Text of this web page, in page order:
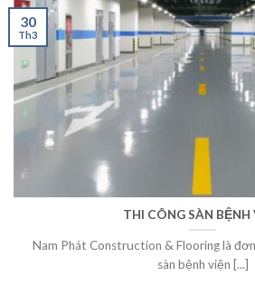
THI CÔNG SÀN BỆNH
Nam Phát Construction & Flooring là
sàn bệnh viện [...]
30
Th3